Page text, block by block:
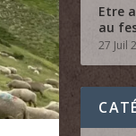
Etre
au
27 Juil